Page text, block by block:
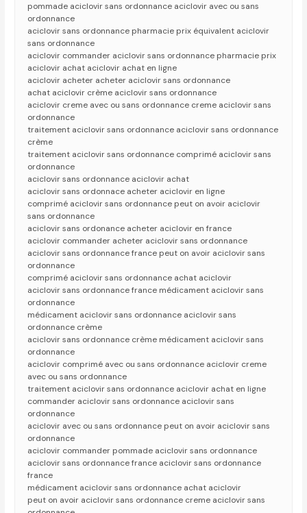
pommade aciclovir sans ordonnance aciclovir avec ou sans
ordonnance
aciclovir sans ordonnance pharmacie prix équivalent aciclovir
sans ordonnance
aciclovir commander aciclovir sans ordonnance pharmacie prix
aciclovir achat aciclovir achat en ligne
aciclovir acheter acheter aciclovir sans ordonnance
achat aciclovir crème aciclovir sans ordonnance
aciclovir creme avec ou sans ordonnance creme aciclovir sans
ordonnance
traitement aciclovir sans ordonnance aciclovir sans ordonnance
crème
traitement aciclovir sans ordonnance comprimé aciclovir sans
ordonnance
aciclovir sans ordonnance aciclovir achat
aciclovir sans ordonnace acheter aciclovir en ligne
comprimé aciclovir sans ordonnance peut on avoir aciclovir
sans ordonnance
aciclovir sans ordonance acheter aciclovir en france
aciclovir commander acheter aciclovir sans ordonnance
aciclovir sans ordonnance france peut on avoir aciclovir sans
ordonnance
comprimé aciclovir sans ordonnance achat aciclovir
aciclovir sans ordonnance france médicament aciclovir sans
ordonnance
médicament aciclovir sans ordonnance aciclovir sans
ordonnance crème
aciclovir sans ordonnance crème médicament aciclovir sans
ordonnance
aciclovir comprimé avec ou sans ordonnance aciclovir creme
avec ou sans ordonnance
traitement aciclovir sans ordonnance aciclovir achat en ligne
commander aciclovir sans ordonnance aciclovir sans
ordonnance
aciclovir avec ou sans ordonnance peut on avoir aciclovir sans
ordonnance
aciclovir commander pommade aciclovir sans ordonnance
aciclovir sans ordonnance france aciclovir sans ordonnance
france
médicament aciclovir sans ordonnance achat aciclovir
peut on avoir aciclovir sans ordonnance creme aciclovir sans